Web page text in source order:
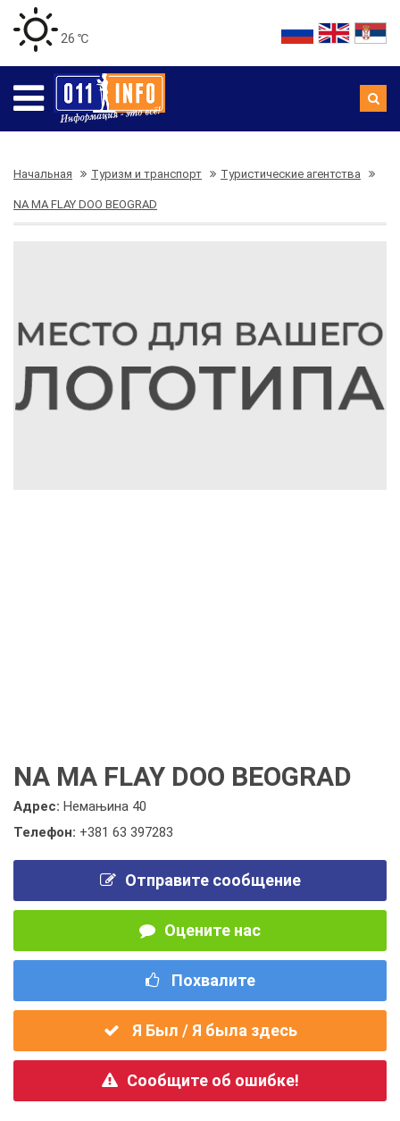
26 ℃
Начальная Туризм и транспорт Туристические агентства
NA MA FLAY DOO BEOGRAD
NA MA FLAY DOO BEOGRAD
Адрес: Немањина 40
Телефон: +381 63 397283
Отправите сообщение
Оцените нас
Похвалите
Я Был / Я была здесь
Сообщите об ошибке!